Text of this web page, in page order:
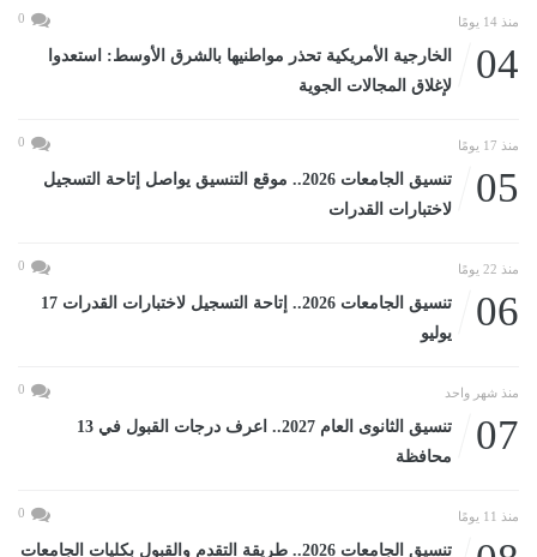
منذ 14 يومًا 0
04
الخارجية الأمريكية تحذر مواطنيها بالشرق الأوسط: استعدوا
لإغلاق المجالات الجوية
منذ 17 يومًا 0
05
تنسيق الجامعات 2026.. موقع التنسيق يواصل إتاحة التسجيل
لاختبارات القدرات
منذ 22 يومًا 0
06
تنسيق الجامعات 2026.. إتاحة التسجيل لاختبارات القدرات 17
يوليو
منذ شهر واحد 0
07
تنسيق الثانوى العام 2027.. اعرف درجات القبول في 13
محافظة
منذ 11 يومًا 0
تنسيق الجامعات 2026.. طريقة التقدم والقبول بكليات الجامعات